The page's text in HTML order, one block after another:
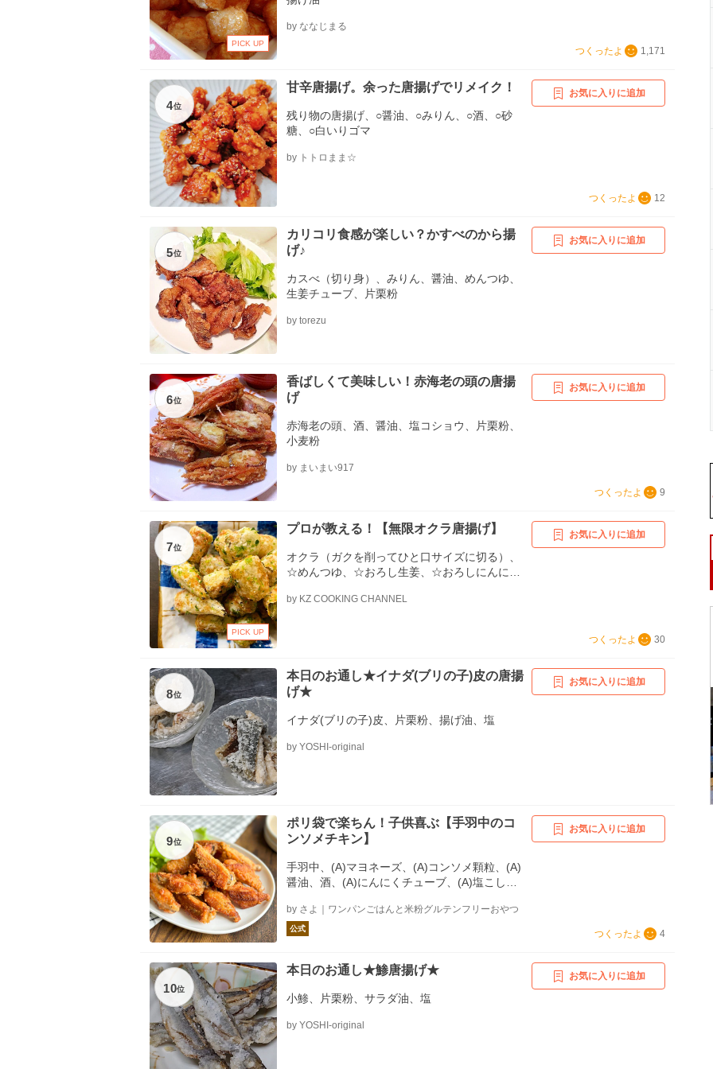
PICK UP
by ななじまる
つくったよ 1,171
4位
甘辛唐揚げ。余った唐揚げでリメイク！
残り物の唐揚げ、○醤油、○みりん、○酒、○砂
糖、○白いりゴマ
by トトロまま☆
お気に入りに追加
つくったよ 12
5位
カリコリ食感が楽しい？かすべのから揚
げ♪
カスべ（切り身）、みりん、醤油、めんつゆ、
生姜チューブ、片栗粉
by torezu
お気に入りに追加
6位
香ばしくて美味しい！赤海老の頭の唐揚
げ
赤海老の頭、酒、醤油、塩コショウ、片栗粉、
小麦粉
by まいまい917
お気に入りに追加
つくったよ 9
7位
PICK UP
プロが教える！【無限オクラ唐揚げ】
オクラ（ガクを削ってひと口サイズに切る）、
☆めんつゆ、☆おろし生姜、☆おろしにんに
（揚げる用）、青のり（仕上げにからめる、塩
by KZ COOKING CHANNEL
お気に入りに追加
つくったよ 30
8位
本日のお通し★イナダ(ブリの子)皮の唐揚
げ★
イナダ(ブリの子)皮、片栗粉、揚げ油、塩
by YOSHI-original
お気に入りに追加
9位
ポリ袋で楽ちん！子供喜ぶ【手羽中のコ
ンソメチキン】
手羽中、(A)マヨネーズ、(A)コンソメ顆粒、(A)
醤油、酒、(A)にんにくチューブ、(A)塩こしょ
by さよ｜ワンパンごはんと米粉グルテンフリーおやつ
公式
お気に入りに追加
つくったよ 4
10位
本日のお通し★鯵唐揚げ★
小鯵、片栗粉、サラダ油、塩
by YOSHI-original
お気に入りに追加